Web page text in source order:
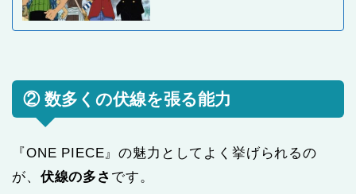
② 数多くの伏線を張る能力
『ONE PIECE』の魅力としてよく挙げられるの
が、 伏線の多さ です。